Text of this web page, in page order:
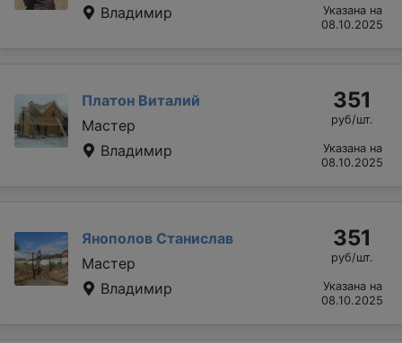
Владимир
Указана на
08.10.2025
Платон Виталий
Мастер
Владимир
351
руб/шт.
Указана на
08.10.2025
Янополов Станислав
Мастер
Владимир
351
руб/шт.
Указана на
08.10.2025